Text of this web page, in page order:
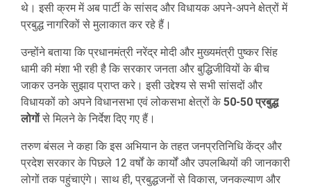
थे। इसी क्रम में अब पार्टी के सांसद और विधायक अपने-अपने क्षेत्रों में
प्रबुद्ध नागरिकों से मुलाकात कर रहे हैं।
उन्होंने बताया कि प्रधानमंत्री नरेंद्र मोदी और मुख्यमंत्री पुष्कर सिंह
धामी की मंशा भी रही है कि सरकार जनता और बुद्धिजीवियों के बीच
जाकर उनके सुझाव प्राप्त करे। इसी उद्देश्य से सभी सांसदों और
विधायकों को अपने विधानसभा एवं लोकसभा क्षेत्रों के 50-50 प्रबुद्ध
लोगोंसे मिलने के निर्देश दिए गए हैं।
तरुण बंसल ने कहा कि इस अभियान के तहत जनप्रतिनिधि केंद्र और
प्रदेश सरकार के पिछले 12 वर्षों के कार्यों और उपलब्धियों की जानकारी
लोगों तक पहुंचाएंगे। साथ ही, प्रबुद्धजनों से विकास, जनकल्याण और